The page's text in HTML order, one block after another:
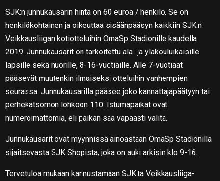
SJK:n junnukausarin hinta on 60 euroa / henkilö. Se on
henkilökohtainen ja oikeuttaa sisäänpääsyn kaikkiin SJK:n
Veikkausliigan kotiotteluihin OmaSp Stadionille kaudella
2019. Junnukausarit on tarkoitettu ala- ja yläkouluikäisille
lapsille sekä nuorille, 8-16-vuotiaille. Alle 7-vuotiaat
pääsevät muutenkin ilmaiseksi otteluihin vanhempien
seurassa. Junnukausarilla pääsee joko kannattajapäätyyn tai
perhekatsomon lohkoon 110. Istumapaikat ovat
numeroimattomia, eli paikan saa vapaasti valita.
Junnukausarit ovat myynnissä ainoastaan OmaSp Stadionilla
sijaitsevasta SJK Shopista, joka on auki arkisin klo 9-16.
Tervetuloa mukaan kannustamaan SJK:ta Veikkausliiga-